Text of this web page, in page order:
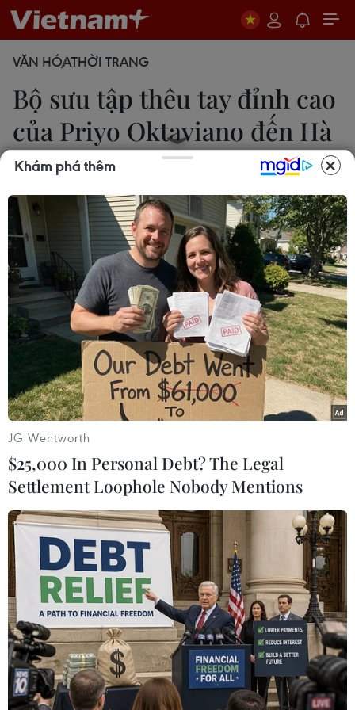
VĂN HÓATHỜI TRANG
Bộ sưu tập thêu tay đỉnh cao
của Priyo Oktaviano đến Hà
Nội
Mai Mai
18/11/2016 23:42
Các thiết kế có tông màu pastel cổ điển, những bộ
trang phục xuyên thấu tạo nên từ các hiệu ứng trên
chất liệu vải ren Chantilly, được thể hiện tinh xảo
bằng kỹ thuật thêu thủ công và trang trí 3D.
Nhà tạo mốt Priyo Oktaviano và bộ sưu tập“Potpourri.”(Ảnh:
BTC)
Nhà thiết kế Priyo Oktaviano đến từ Indonesia
đã giới thiệu tới khán giả Hà Nội bộ sưu tập
“Potpourri”lấy cảm hứng từ những cánh hoa
Khám phá thêm
JG Wentworth
$25,000 In Personal Debt? The Legal
Settlement Loophole Nobody Mentions